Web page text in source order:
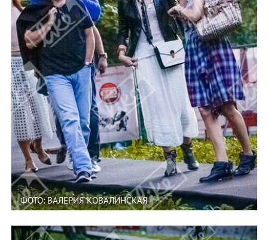
ФОТО: ВАЛЕРИЯ КОВАЛИНСКАЯ